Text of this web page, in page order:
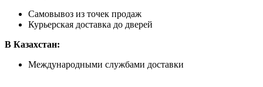
Самовывоз из точек продаж
Курьерская доставка до дверей
В Казахстан:
Международными службами доставки